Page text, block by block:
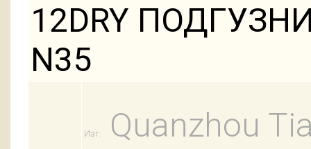
12DRY
N35
Изг:
Quanzhou